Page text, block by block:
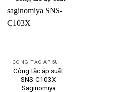
Công tắc áp suất
SNS-C103X
Saginomiya